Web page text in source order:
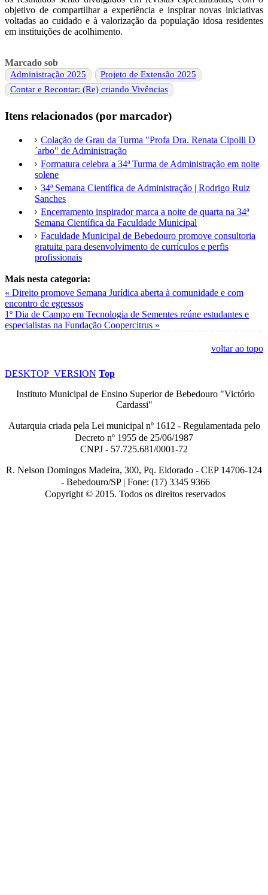
objetivo de compartilhar a experiência e inspirar novas iniciativas
voltadas ao cuidado e à valorização da população idosa residentes
em instituições de acolhimento.
Marcado sob
Administração 2025
Projeto de Extensão 2025
Contar e Recontar: (Re) criando Vivências
Itens relacionados (por marcador)
Colação de Grau da Turma "Profa Dra. Renata Cipolli D
´arbo" de Administração
Formatura celebra a 34ª Turma de Administração em noite
solene
34ª Semana Científica de Administração | Rodrigo Ruiz
Sanches
Encerramento inspirador marca a noite de quarta na 34ª
Semana Científica da Faculdade Municipal
Faculdade Municipal de Bebedouro promove consultoria
gratuita para desenvolvimento de currículos e perfis
profissionais
Mais nesta categoria:
« Direito promove Semana Jurídica aberta à comunidade e com
encontro de egressos
1º Dia de Campo em Tecnologia de Sementes reúne estudantes e
especialistas na Fundação Coopercitrus »
voltar ao topo
DESKTOP_VERSION Top
Instituto Municipal de Ensino Superior de Bebedouro "Victório
Cardassi"
Autarquia criada pela Lei municipal nº1612 - Regulamentada pelo
Decreto nº 1955 de 25/06/1987
CNPJ - 57.725.681/0001-72
R. Nelson Domingos Madeira, 300, Pq. Eldorado - CEP 14706-124
- Bebedouro/SP | Fone: (17) 3345 9366
Copyright © 2015. Todos os direitos reservados